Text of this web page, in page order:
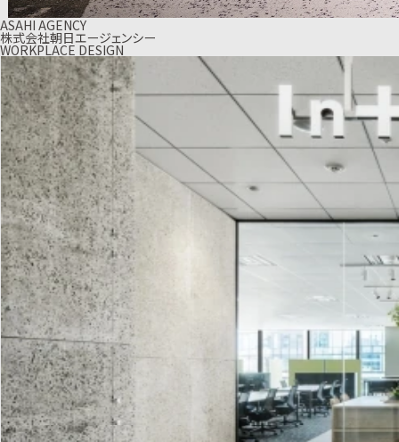
ASAHI AGENCY
株式会社朝日エージェンシー
WORKPLACE DESIGN